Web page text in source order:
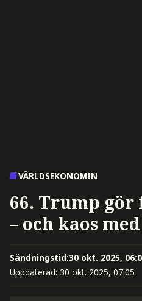
VÄRLDSEKONOMIN
66. Trump gör
– och kaos
Sändningstid:30 okt. 2025,
Uppdaterad: 30 okt. 2025, 07:05